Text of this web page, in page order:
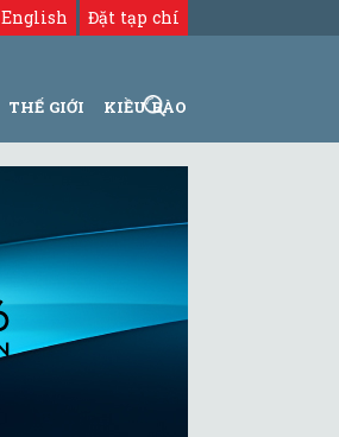
Đặt tạp chí
English
THẾ GIỚI KIỀU BÀO